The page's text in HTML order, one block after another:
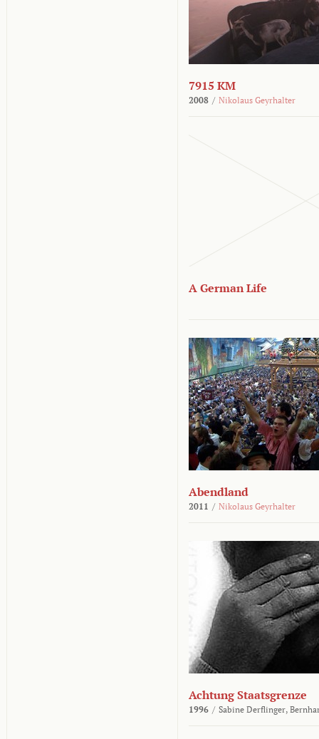
7915 KM
2008 / Nikolaus Geyrhalter
A German Life
Abendland
2011 / Nikolaus Geyrhalter
Achtung Staatsgrenze
1996 / Sabine Derflinger,